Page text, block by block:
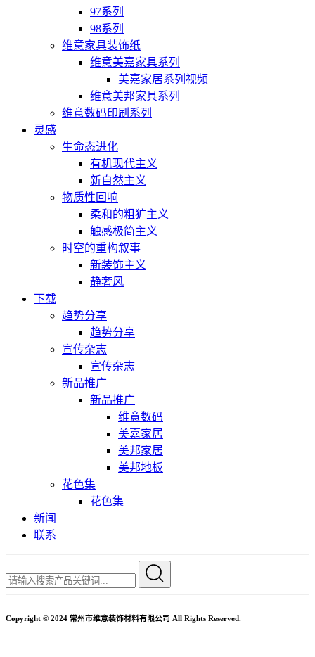
97系列
98系列
维意家具装饰纸
维意美嘉家具系列
美嘉家居系列视频
维意美邦家具系列
维意数码印刷系列
灵感
生命态进化
有机现代主义
新自然主义
物质性回响
柔和的粗犷主义
触感极简主义
时空的重构叙事
新装饰主义
静奢风
下载
趋势分享
趋势分享
宣传杂志
宣传杂志
新品推广
新品推广
维意数码
美嘉家居
美邦家居
美邦地板
花色集
花色集
新闻
联系
Copyright © 2024 常州市维意装饰材料有限公司 All Rights Reserved.